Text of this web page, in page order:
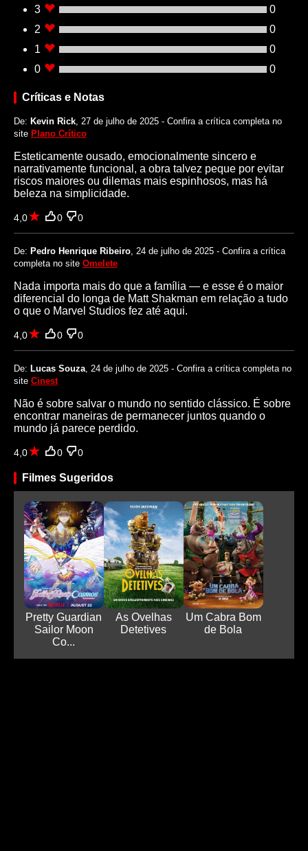
3
0
2
0
1
0
0
0
Críticas e Notas
De: Kevin Rick , 27 de julho de 2025 - Confira a crítica completa no
site Plano Crítico
Esteticamente ousado, emocionalmente sincero e
narrativamente funcional, a obra talvez peque por evitar
riscos maiores ou dilemas mais espinhosos, mas há
beleza na simplicidade.
4,0 0 0
De: Pedro Henrique Ribeiro , 24 de julho de 2025 - Confira a crítica
completa no site Omelete
Nada importa mais do que a família — e esse é o maior
diferencial do longa de Matt Shakman em relação a tudo
o que o Marvel Studios fez até aqui.
4,0 0 0
De: Lucas Souza , 24 de julho de 2025 - Confira a crítica completa no
site Cinest
Não é sobre salvar o mundo no sentido clássico. É sobre
encontrar maneiras de permanecer juntos quando o
mundo já parece perdido.
4,0 0 0
Filmes Sugeridos
Pretty Guardian
Sailor Moon
Co...
As Ovelhas
Detetives
Um Cabra Bom
de Bola